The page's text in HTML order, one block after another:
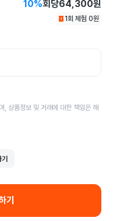
10%회당64,300원
1회 체험 0원
, 상품정보 및 거래에 대한 책임은 해
기
기